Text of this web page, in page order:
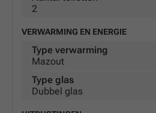
2
VERWARMING EN ENERGIE
Type verwarming
Mazout
Type glas
Dubbel glas